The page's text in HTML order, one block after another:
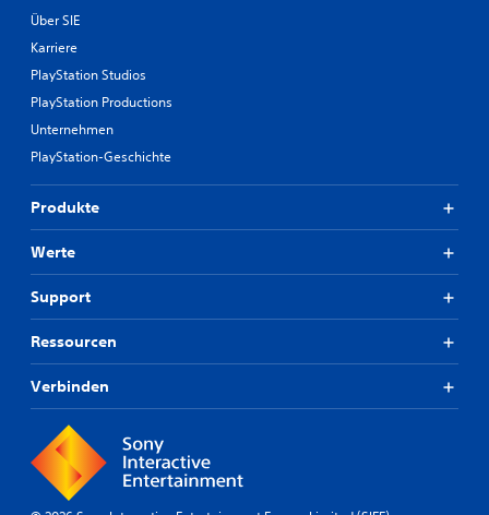
Über SIE
Karriere
PlayStation Studios
PlayStation Productions
Unternehmen
PlayStation-Geschichte
Produkte
Werte
Support
Ressourcen
Verbinden